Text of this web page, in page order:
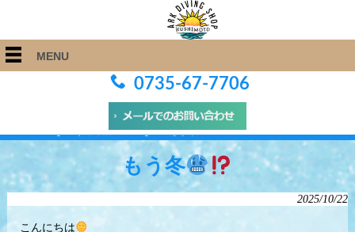
MENU
0735-67-7706
ARK Diving Shop 串本店 > Blog > もう冬
もう冬
2025/10/22
こんにちは